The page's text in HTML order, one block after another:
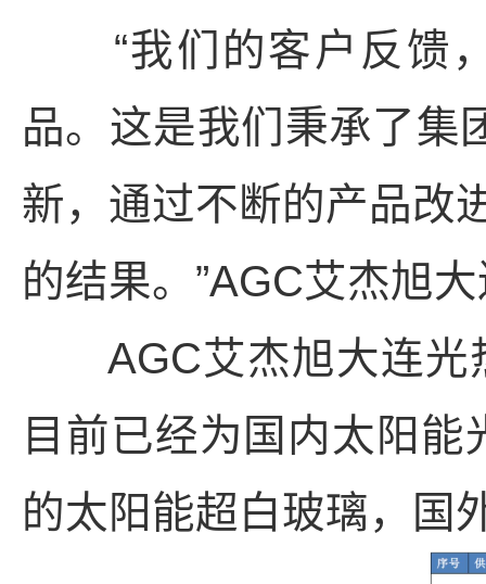
“我们的客户反馈，
品。这是我们秉承了集
新，通过不断的产品改
的结果。”AGC艾杰旭
AGC艾杰旭大连光
目前已经为国内太阳
的太阳能超白玻璃，国